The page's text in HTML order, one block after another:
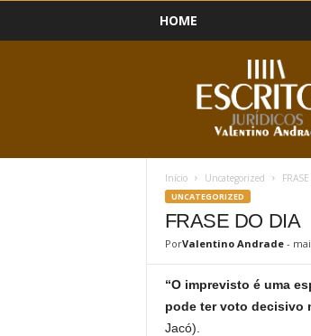
HOME
Início Uncategorized
UNCATEGORIZED
FRASE DO DIA
PorValentino Andrade-
“O imprevisto é uma
pode ter voto decisivo
Jacó).